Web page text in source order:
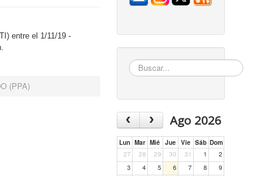
entre el 1/11/19 -
(PPA)
Buscar...
‹ › Ago 2026
Lun Mar Mié Jue Vie Sáb Dom
27
28 29 30 31 1
2
3
4 5 6 7 8
9